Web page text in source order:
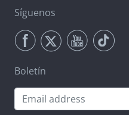
Síguenos
Boletín